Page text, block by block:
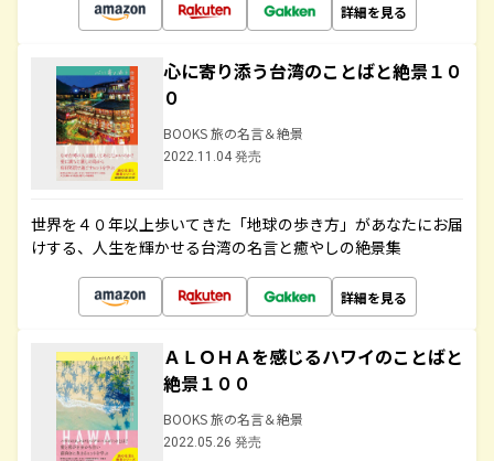
詳細を見る
心に寄り添う台湾のことばと絶景１０
０
BOOKS 旅の名言＆絶景
2022.11.04 発売
世界を４０年以上歩いてきた「地球の歩き方」があなたにお届
けする、人生を輝かせる台湾の名言と癒やしの絶景集
詳細を見る
ＡＬＯＨＡを感じるハワイのことばと
絶景１００
BOOKS 旅の名言＆絶景
2022.05.26 発売